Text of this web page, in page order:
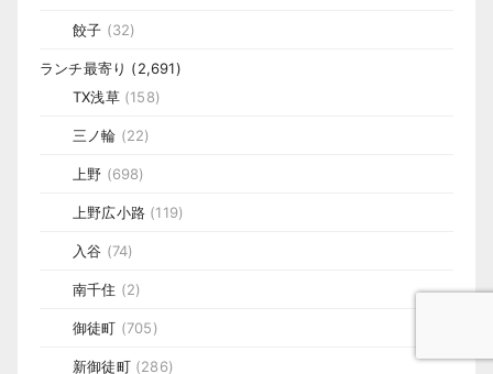
餃子 (32)
ランチ最寄り (2,691)
TX浅草(158)
三ノ輪 (22)
上野 (698)
上野広小路 (119)
入谷 (74)
南千住 (2)
御徒町 (705)
新御徒町(286)